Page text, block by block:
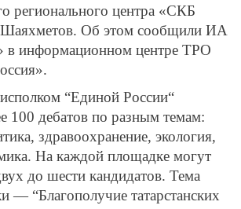
регионального центра «СКБ
Об этом сообщили ИА
в информационном центре ТРО
“Единой России“
100 дебатов по разным темам:
здравоохранение, экология,
На каждой площадке могут
до шести кандидатов. Тема
— “Благополучие татарстанских